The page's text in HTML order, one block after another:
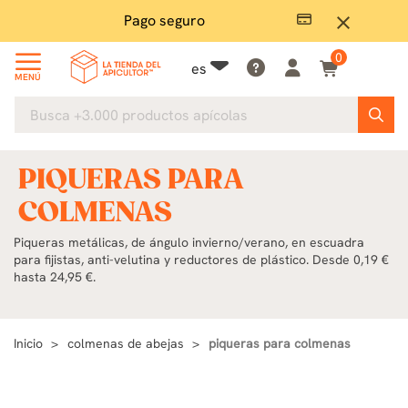
close
Pago seguro
MENÚ es
0
PIQUERAS PARA
COLMENAS
Piqueras metálicas, de ángulo invierno/verano, en escuadra
para fijistas, anti-velutina y reductores de plástico. Desde 0,19 €
hasta 24,95 €.
Inicio colmenas de abejas piqueras para colmenas